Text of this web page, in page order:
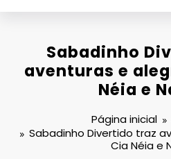
Sabadinho
aventuras e
Néia e
Página inicial
Sabadinho Divertido traz
Cia Néia e